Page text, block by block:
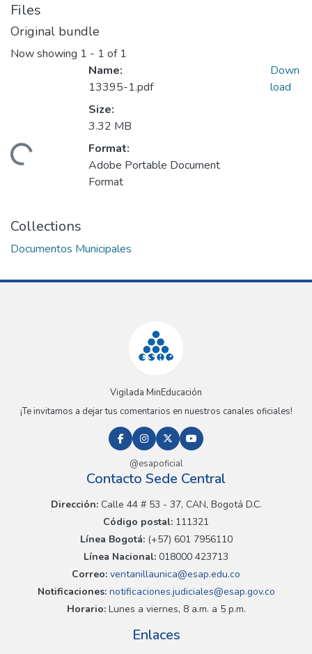
Files
Original bundle
Now showing 1 - 1 of 1
Name:
13395-1.pdf
Size:
3.32 MB
Format:
Adobe Portable Document
Format
Down
load
Collections
Documentos Municipales
Vigilada MinEducación
¡Te invitamos a dejar tus comentarios en nuestros canales oficiales!
@esapoficial
Contacto Sede Central
Dirección:Calle 44 # 53 - 37, CAN, Bogotá D.C.
Código postal: 111321
Línea Bogotá:(+57) 601 7956110
Línea Nacional: 018000 423713
Correo: ventanillaunica@esap.edu.co
Notificaciones:notificaciones.judiciales@esap.gov.co
Horario:Lunes a viernes, 8 a.m. a 5 p.m.
Enlaces